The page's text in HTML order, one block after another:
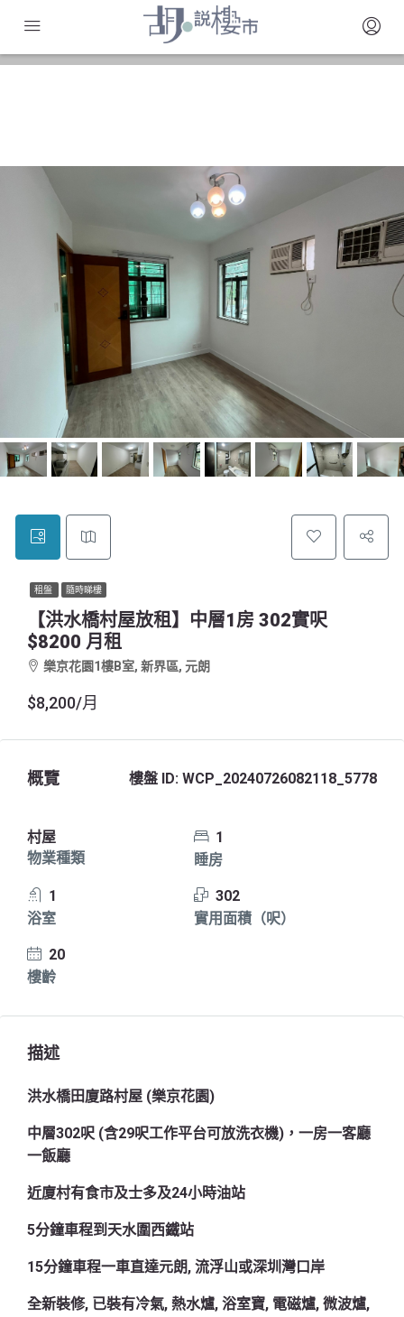
租盤 隨時睇樓
【洪水橋村屋放租】中層1房 302實呎
$8200 月租
樂京花園1樓B室, 新界區, 元朗
$8,200/月
概覽 樓盤 ID: WCP_20240726082118_5778
村屋
物業種類
1
睡房
1
浴室
302
實用面積（呎）
20
樓齡
描述
洪水橋田廈路村屋 (樂京花園)
中層302呎 (含29呎工作平台可放洗衣機)，一房一客廳
一飯廳
近廈村有食市及士多及24小時油站
5分鐘車程到天水圍西鐵站
15分鐘車程一車直達元朗, 流浮山或深圳灣口岸
全新裝修, 已裝有冷氣, 熱水爐, 浴室寶, 電磁爐, 微波爐,